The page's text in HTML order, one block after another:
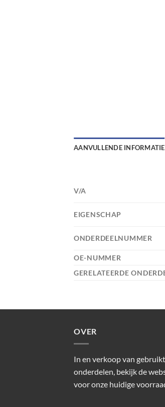
AANVULLENDE INFORMATIE
V/A
EIGENSCHAP
ONDERDEELNUMMER
OE-NUMMER
GERELATEERDE
OVER
In en verkoop van
onderdelen, bekijk de
voor onze huidige